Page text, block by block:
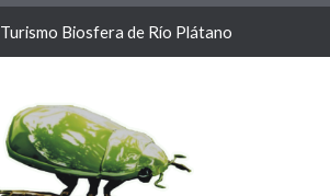
Turismo Biosfera de Río Plátano